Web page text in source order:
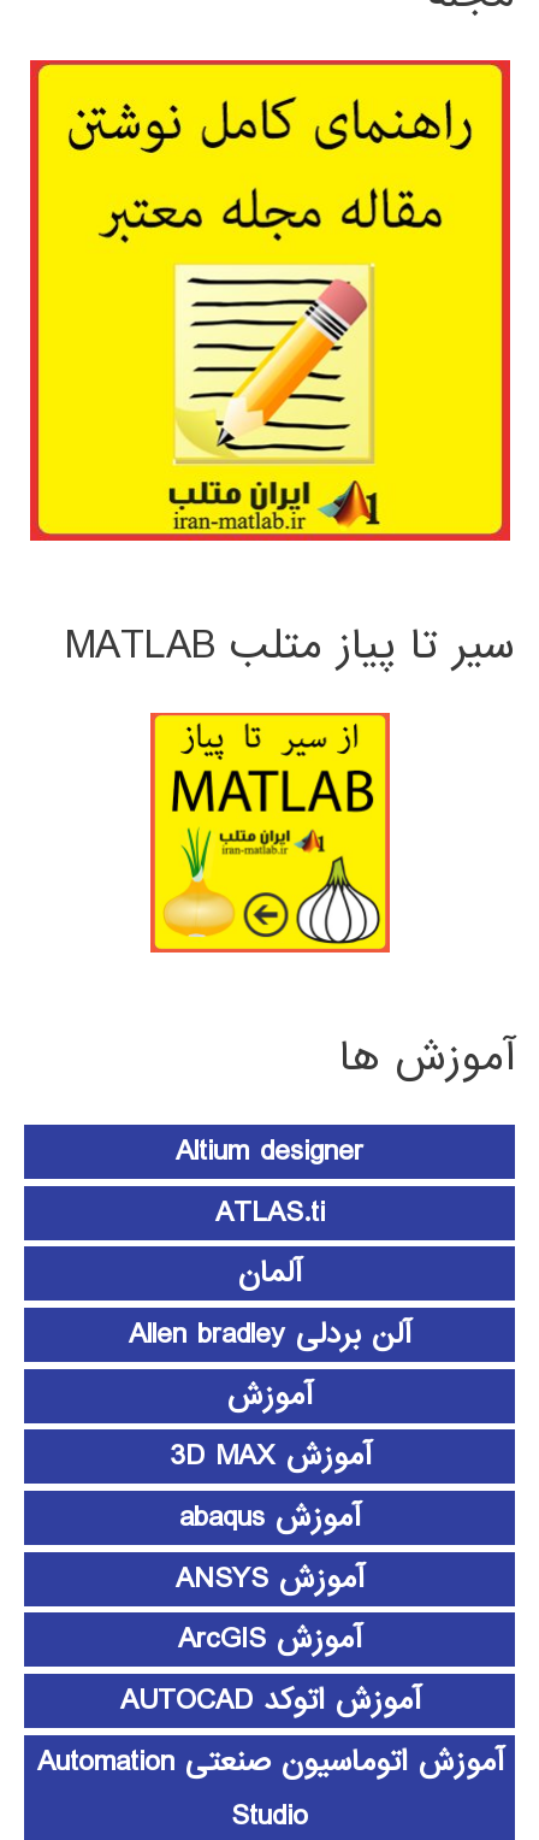
سیر تا پیاز متلب MATLAB
آموزش ها
Altium designer
ATLAS.ti
آلمان
آلن بردلی Allen bradley
آموزش
آموزش 3D MAX
آموزش abaqus
آموزش ANSYS
آموزش ArcGIS
آموزش اتوکد AUTOCAD
آموزش اتوماسیون صنعتی Automation
Studio